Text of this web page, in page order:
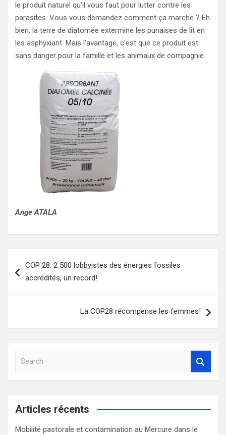
le produit naturel qu’il vous faut pour lutter contre les
parasites. Vous vous demandez comment ça marche ? Eh
bien, la terre de diatomée extermine les punaises de lit en
les asphyxiant. Mais l’avantage, c’est que ce produit est
sans danger pour la famille et les animaux de compagnie.
Ange ATALA
de
COP 28: 2 500 lobbyistes des énergies fossiles
accrédités, un record!
La COP28 récompense les femmes!
a
c
Articles récents
Mobilité pastorale et contamination au Mercure dans le